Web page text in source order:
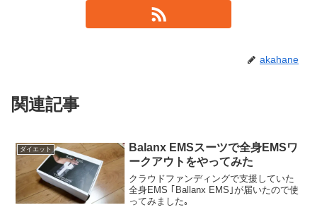
akahane
関連記事
ダイエット
Balanx EMSスーツで全身EMSワ
ークアウトをやってみた
クラウドファンディングで支援していた
全身EMS ｢Ballanx EMS｣が届いたので使
ってみました｡